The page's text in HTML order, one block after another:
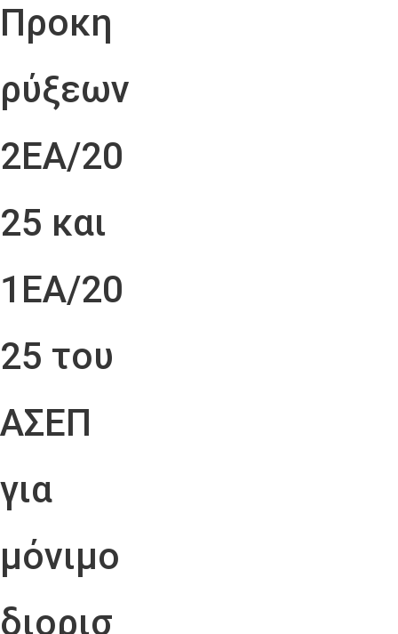
Προκη
ρύξεων
2ΕΑ/20
25 και
1ΕΑ/20
25 του
ΑΣΕΠ
για
μόνιμο
διορισ